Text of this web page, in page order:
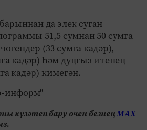
да элек суган
51,5 сумнан 50 сумга
(33 сумга кадәр),
кадәр) һәм дуңгыз итенең
кадәр) кимегән.
информ"
күзәтеп бару өчен безнеңМАХ